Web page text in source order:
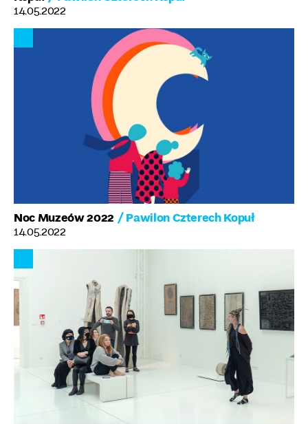
14.05.2022
Noc Muzeów 2022 / Pawilon Czterech Kopuł
14.05.2022